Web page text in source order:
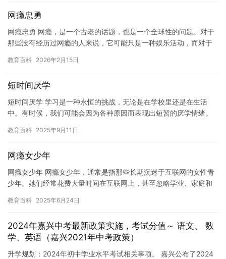
网瘾忠勇
网瘾忠勇 网瘾，是一个古老的话题，也是一个全球性的问题。对于
那些没有经历过网瘾的人来说，它可能只是一种娱乐活动，而对于
人的…
教育百科 2026年2月15日
短时间厌学
短时间厌学 学习是一种永恒的挑战，无论是在学校里还是在生活
中。有时候，我们可能会因为各种原因而表现出短暂的厌学情绪。
将探讨…
教育百科 2025年9月11日
网瘾女少年
网瘾女少年 网瘾女少年，通常是指那些长期沉迷于互联网的女性青
少年。她们经常花费大量时间在互联网上，甚至忽略学业、家庭和
得到…
教育百科 2025年6月24日
2024年嘉兴中考最新政策实施，考试分值～ 语文、 数
学、英语（嘉兴2021年中考政策）
升学规划：2024年初中学业水平考试相关事项。 嘉兴公布了2024